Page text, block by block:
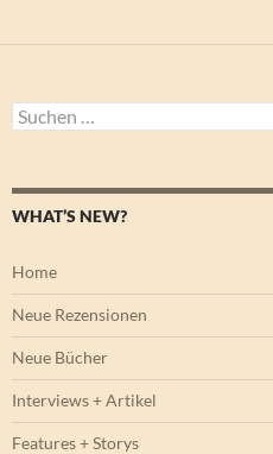
Suchen
nach:
WHAT’S NEW?
Home
Neue Rezensionen
Neue Bücher
Interviews + Artikel
Features + Storys